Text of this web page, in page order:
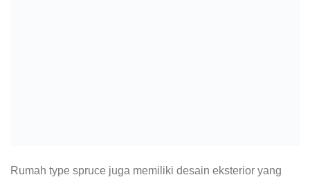
Rumah type spruce juga memiliki desain eksterior yang